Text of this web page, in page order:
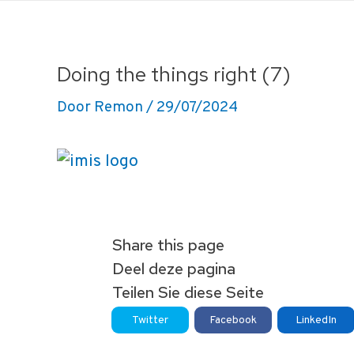
Doing the things right (7)
Door Remon / 29/07/2024
Share this page
Deel deze pagina
Teilen Sie diese Seite
Twitter Facebook LinkedIn